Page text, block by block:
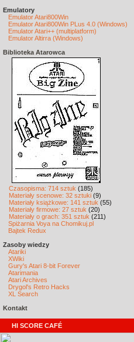
Emulatory
Emulator Atari800Win
Emulator Atari800Win PLus 4.0 (Windows)
Emulator Atari++ (multiplatform)
Emulator Altirra (Windows)
Biblioteka Atarowca
Czasopisma: 714 sztuk (185)
Materiały scenowe: 32 sztuki (9)
Materiały książkowe: 141 sztuk (55)
Materiały firmowe: 27 sztuk (20)
Materiały o grach: 351 sztuk (211)
Spiżarnia Voya na Chomikuj.pl
Bajtek Redux
Zasoby wiedzy
Atariki
XWiki
Gury's Atari 8-bit Forever
Atarimania
Atari Archives
Drygol's Retro Hacks
XL Search
Kontakt
HI SCORE CAFÉ